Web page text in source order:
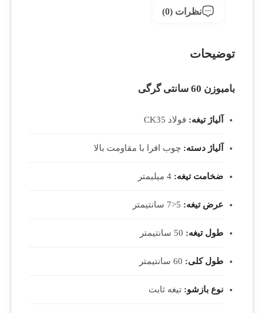
نظرات (0)
توضیحات
بامبوزن 60 سانتی گرگی
آلیاژ تیغه: فولاد CK35
آلیاژ دسته: چوب افرا با مقاومت بالا
ضخامت تیغه:
عرض تیغه:
طول تیغه:
طول کلی:
نوع بازشو: تیغه ثابت